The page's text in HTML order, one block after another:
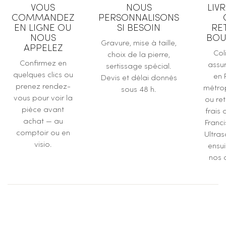
VOUS
COMMANDEZ
EN LIGNE OU
NOUS
APPELEZ
Confirmez en
quelques clics ou
prenez rendez-
vous pour voir la
pièce avant
achat — au
comptoir ou en
visio.
NOUS
PERSONNALISONS
SI BESOIN
Gravure, mise à taille,
choix de la pierre,
sertissage spécial.
Devis et délai donnés
sous 48 h.
en
ou
frais
nos